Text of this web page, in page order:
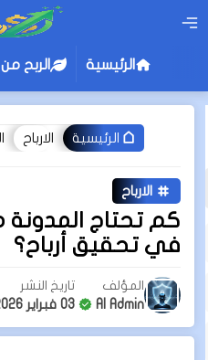
الرئيسية الربح من
الرئيسية الارباح
الارباح
كم تحتاج المدونة
في تحقيق أرباح؟
المؤلف
AI Admin
تاريخ النشر
03 فبراير 2026